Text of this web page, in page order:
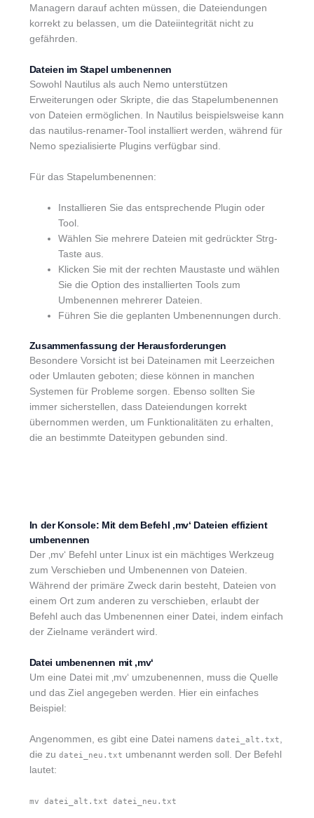
Managern darauf achten müssen, die Dateiendungen
korrekt zu belassen, um die Dateiintegrität nicht zu
gefährden.
Dateien im Stapel umbenennen
Sowohl Nautilus als auch Nemo unterstützen
Erweiterungen oder Skripte, die das Stapelumbenennen
von Dateien ermöglichen. In Nautilus beispielsweise kann
das nautilus-renamer-Tool installiert werden, während für
Nemo spezialisierte Plugins verfügbar sind.
Für das Stapelumbenennen:
Installieren Sie das entsprechende Plugin oder
Tool.
Wählen Sie mehrere Dateien mit gedrückter Strg-
Taste aus.
Klicken Sie mit der rechten Maustaste und wählen
Sie die Option des installierten Tools zum
Umbenennen mehrerer Dateien.
Führen Sie die geplanten Umbenennungen durch.
Zusammenfassung der Herausforderungen
Besondere Vorsicht ist bei Dateinamen mit Leerzeichen
oder Umlauten geboten; diese können in manchen
Systemen für Probleme sorgen. Ebenso sollten Sie
immer sicherstellen, dass Dateiendungen korrekt
übernommen werden, um Funktionalitäten zu erhalten,
die an bestimmte Dateitypen gebunden sind.
In der Konsole: Mit dem Befehl ‚mv‘ Dateien effizient
umbenennen
Der ‚mv‘ Befehl unter Linux ist ein mächtiges Werkzeug
zum Verschieben und Umbenennen von Dateien.
Während der primäre Zweck darin besteht, Dateien von
einem Ort zum anderen zu verschieben, erlaubt der
Befehl auch das Umbenennen einer Datei, indem einfach
der Zielname verändert wird.
Datei umbenennen mit ‚mv‘
Um eine Datei mit ‚mv‘ umzubenennen, muss die Quelle
und das Ziel angegeben werden. Hier ein einfaches
Beispiel:
Angenommen, es gibt eine Datei namens datei_alt.txt,
die zu datei_neu.txt umbenannt werden soll. Der Befehl
lautet:
mv datei_alt.txt datei_neu.txt